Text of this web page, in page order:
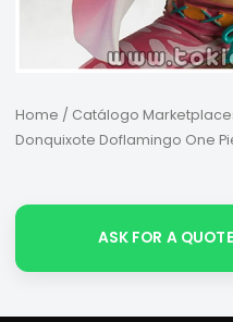
Home / Catálogo
Donquixote Doflamingo One
ASK FOR A